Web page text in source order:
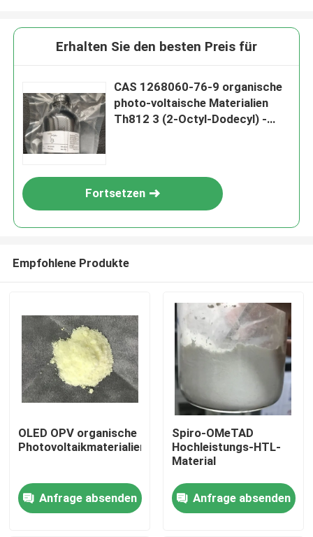
Produkte
Erhalten Sie den besten Preis für
CAS 1268060-76-9 organische
photo-voltaische Materialien
Th812 3 (2-Octyl-Dodecyl) -
Fortsetzen
Empfohlene Produkte
OLED OPV organische
Photovoltaikmaterialien
Anfrage absenden
Spiro-OMeTAD
Hochleistungs-HTL-
Material
Anfrage absenden